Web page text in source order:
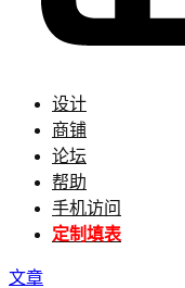
设计
商铺
论坛
帮助
手机访问
定制填表
文章